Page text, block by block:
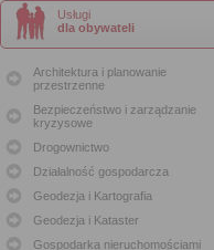
Usługi
dla obywateli
Architektura i planowanie
przestrzenne
Bezpieczeństwo i zarządzanie
kryzysowe
Drogownictwo
Działalność gospodarcza
Geodezja i Kartografia
Geodezja i Kataster
Gospodarka nieruchomościami